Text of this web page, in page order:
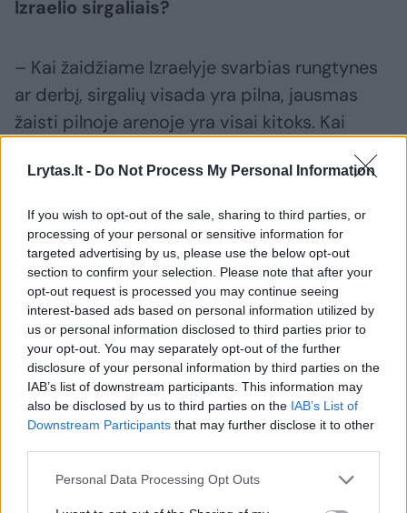
Lrytas.lt - Do Not Process My Personal Information
If you wish to opt-out of the sale, sharing to third parties, or
processing of your personal or sensitive information for
targeted advertising by us, please use the below opt-out
section to confirm your selection. Please note that after your
opt-out request is processed you may continue seeing
interest-based ads based on personal information utilized by
us or personal information disclosed to third parties prior to
your opt-out. You may separately opt-out of the further
disclosure of your personal information by third parties on the
IAB’s list of downstream participants. This information may
also be disclosed by us to third parties on the IAB’s List of
Downstream Participants that may further disclose it to other
Personal Data Processing Opt Outs
Izraelio sirgaliais?
– Kai žaidžiame Izraelyje svarbias rungtynes
ar derbį, sirgalių visada yra pilna, jausmas
žaisti pilnoje arenoje yra visai kitoks. Kai
Eurolygą žaidėme iš esmės tik išvykoje, labai
pasijaučia sirgalių trūkumas. Kur aš
labai svarbus. Manau, kad reikia palaikyti ryšį,
nes būna gerų dienų, bet būna ir prastų, kai
to palaikymo reikia kur kas daugiau. Su fanais
aš visada ir visur puikiai sutariu, norisi po
pergalių pasidžiaugti kartu. Tų akimirkų dar
nebuvo daug šį sezoną, bet reikia jas tikrai
vertinti.
– Ar jau pasiilgai Lietuvos rinktinės
sirgalių?